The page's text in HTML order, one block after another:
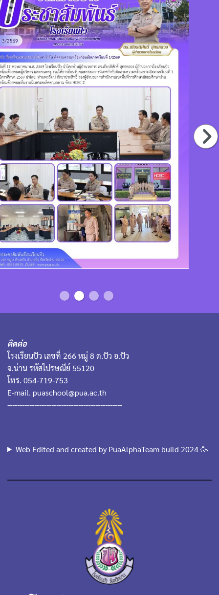
ติดต่อ
โรงเรียนปัว เลขที่ 266 หมู่ 8 ต.ปัว อ.ปัว
จ.น่าน รหัสไปรษณีย์ 55120
โทร. 054-719-753
E-mail. puaschool@pua.ac.th
-----------------------------------------------
Web Edited and created by PuaAlphaTeam build 2024 🥳